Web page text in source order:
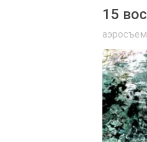
15